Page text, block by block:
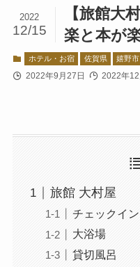
【旅館大
楽と本が
2022
12/15
ホテル・お宿 佐賀県 嬉野市
2022年9月27日 2022年
旅館 大村屋
チェックイ
大浴場
貸切風呂